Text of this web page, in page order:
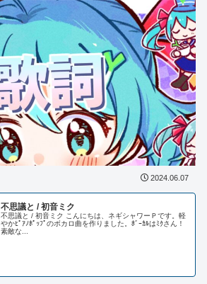
2024.06.07
不思議と / 初音ミク
不思議と / 初音ミク こんにちは、ネギシャワーＰです。軽
やかﾋﾟｱﾉﾎﾟｯﾌﾟのボカロ曲を作りました。ﾎﾞｰｶﾙはﾐｸさん！
素敵な...